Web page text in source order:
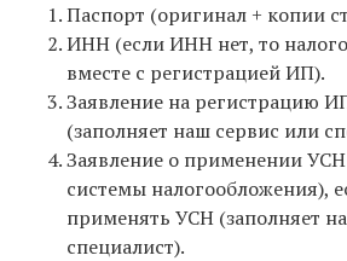
Паспорт (оригинал + копии
ИНН (если ИНН нет, то
вместе с регистрацией ИП).
Заявление на регистрацию
(заполняет наш сервис или
Заявление о применении
системы налогообложения),
применять УСН (заполняет
специалист).